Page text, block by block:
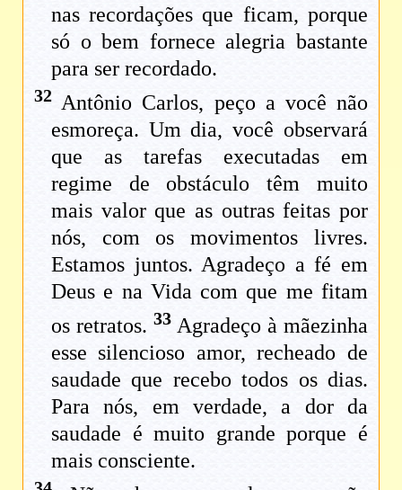
nas recordações que ficam, porque
só o bem fornece alegria bastante
para ser recordado.
32 Antônio Carlos, peço a você não
esmoreça. Um dia, você observará
que as tarefas executadas em
regime de obstáculo têm muito
mais valor que as outras feitas por
nós, com os movimentos livres.
Estamos juntos. Agradeço a fé em
Deus e na Vida com que me fitam
os retratos. 33Agradeço à mãezinha
esse silencioso amor, recheado de
saudade que recebo todos os dias.
Para nós, em verdade, a dor da
saudade é muito grande porque é
mais consciente.